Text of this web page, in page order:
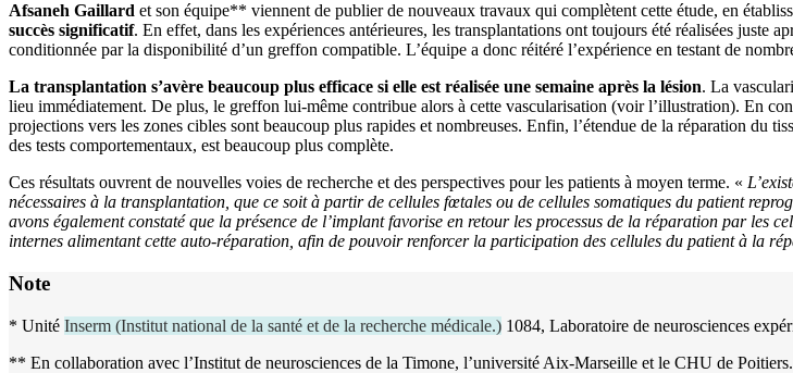
Afsaneh Gaillard et son équipe** viennent de publier de nouveaux travaux qui complètent cette étude, en
succès significatif. En effet, dans les expériences antérieures, les transplantations ont toujours été réalisées juste
conditionnée par la disponibilité d’un greffon compatible. L’équipe a donc réitéré l’expérience en testant de
La transplantation s’avère beaucoup plus efficace si elle est réalisée une semaine après la lésion. La
lieu immédiatement. De plus, le greffon lui-même contribue alors à cette vascularisation (voir l’illustration). En
projections vers les zones cibles sont beaucoup plus rapides et nombreuses. Enfin, l’étendue de la réparation du
des tests comportementaux, est beaucoup plus complète.
Ces résultats ouvrent de nouvelles voies de recherche et des perspectives pour les patients à moyen terme. «
nécessaires à la transplantation, que ce soit à partir de cellules fœtales ou de cellules somatiques du patient
avons également constatéque la présence de l’implant favorise en retour les processus de la réparation par les
internes alimentant cette auto-réparation, afin de pouvoir renforcer la participation des cellules du patient à la
Note
* Unité Inserm (Institut national de la santé et de la recherche médicale.) 1084, Laboratoire de neurosciences
** En collaboration avec l’Institut de neurosciences de la Timone, l’université Aix-Marseille et le CHU de